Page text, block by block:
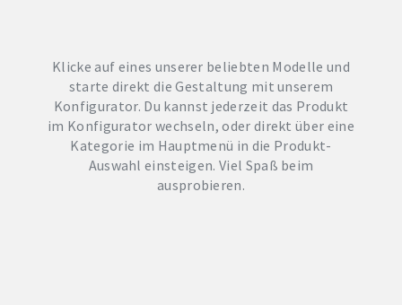
Klicke auf eines unserer beliebten Modelle und
starte direkt die Gestaltung mit unserem
Konfigurator. Du kannst jederzeit das Produkt
im Konfigurator wechseln, oder direkt über eine
Kategorie im Hauptmenü in die Produkt-
Auswahl einsteigen. Viel Spaß beim
ausprobieren.